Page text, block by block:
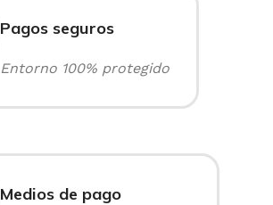
Pagos seguros
Entorno 100% protegido
Medios de pago